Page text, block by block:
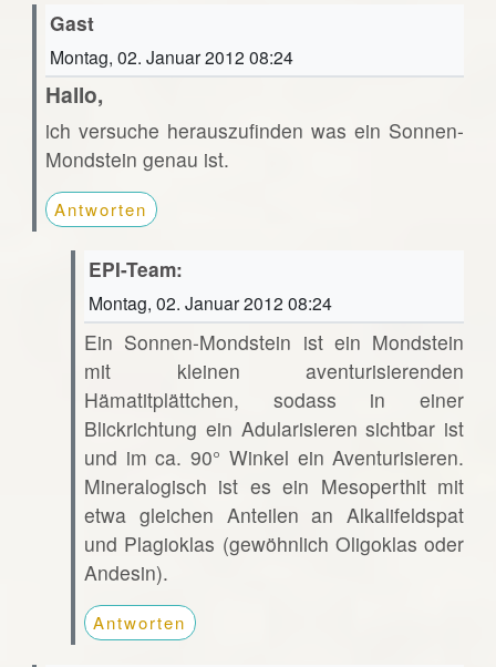
Gast
Montag, 02. Januar 2012 08:24
Hallo,
ich versuche herauszufinden was ein Sonnen-
Mondstein genau ist.
Antworten
EPI-Team:
Montag, 02. Januar 2012 08:24
Ein Sonnen-Mondstein ist ein Mondstein
mit kleinen aventurisierenden
Hämatitplättchen, sodass in einer
Blickrichtung ein Adularisieren sichtbar ist
und im ca. 90° Winkel ein Aventurisieren.
Mineralogisch ist es ein Mesoperthit mit
etwa gleichen Anteilen an Alkalifeldspat
und Plagioklas (gewöhnlich Oligoklas oder
Andesin).
Antworten